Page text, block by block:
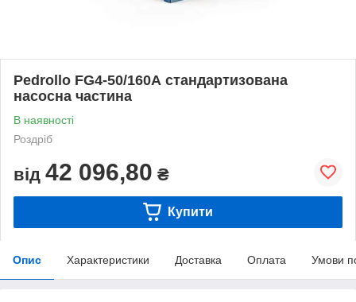
Pedrollo FG4-50/160А стандартизована
насосна частина
В наявності
Роздріб
від 42 096,80 ₴
Купити
Опис Характеристики Доставка Оплата Умови